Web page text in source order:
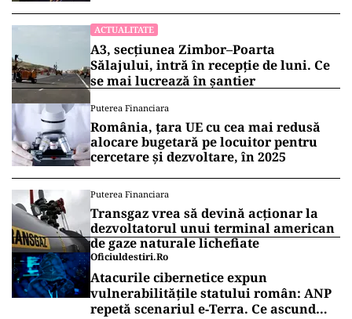
ACTUALITATE
A3, secțiunea Zimbor–Poarta
Sălajului, intră în recepție de luni. Ce
se mai lucrează în șantier
Puterea Financiara
România, țara UE cu cea mai redusă
alocare bugetară pe locuitor pentru
cercetare și dezvoltare, în 2025
Puterea Financiara
Transgaz vrea să devină acționar la
dezvoltatorul unui terminal american
de gaze naturale lichefiate
Oficiuldestiri.ro
Atacurile cibernetice expun
vulnerabilitățile statului român: ANP
repetă scenariul e‑Terra. Ce ascund